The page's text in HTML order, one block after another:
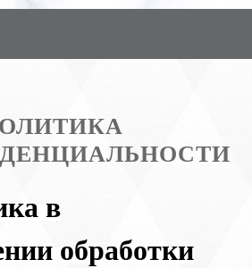
в
обработки